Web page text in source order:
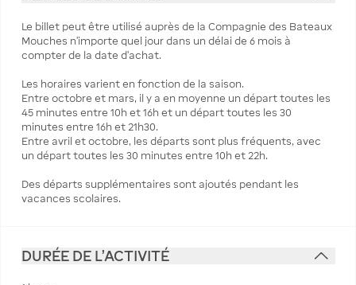
Le billet peut être utilisé auprès de la Compagnie des Bateaux
Mouches n’importe quel jour dans un délai de 6 mois à
compter de la date d’achat.
Les horaires varient en fonction de la saison.
Entre octobre et mars, il y a en moyenne un départ toutes les
45 minutes entre 10h et 16h et un départ toutes les 30
minutes entre 16h et 21h30.
Entre avril et octobre, les départs sont plus fréquents, avec
un départ toutes les 30 minutes entre 10h et 22h.
Des départs supplémentaires sont ajoutés pendant les
vacances scolaires.
DURÉE DE L'ACTIVITÉ